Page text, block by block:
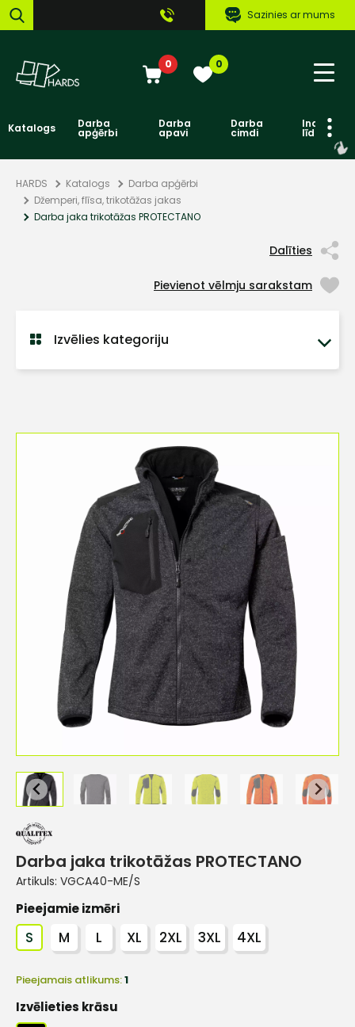
Sazinies ar mums
0 0
Katalogs Darba
apģērbi
Darba
apavi
Darba
cimdi līdzekļi
HARDS Katalogs
Darba apģērbi
Džemperi, flīsa, trikotāžas jakas
Darba jaka trikotāžas PROTECTANO
Dalīties
Pievienot vēlmju sarakstam
Izvēlies kategoriju
Darba jaka trikotāžas PROTECTANO
Artikuls: VGCA40-ME/S
Pieejamie izmēri
S M L XL 2XL 3XL 4XL
Pieejamais atlikums:1
Izvēlieties krāsu